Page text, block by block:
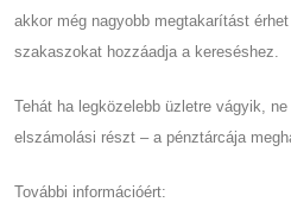
akkor még nagyobb megtakarítást
szakaszokat hozzáadja a kereséshez.
Tehát ha legközelebb üzletre vágyik,
elszámolási részt – a pénztárcája
További információért: